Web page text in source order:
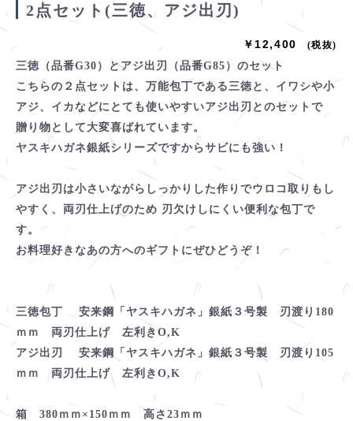
2点セット(三徳、アジ出刃)
￥12,400 (税抜)
三徳（品番G30）とアジ出刃（品番G85）のセット
こちらの２点セットは、万能包丁である三徳と、イワシや小
アジ、イカなどにとても使いやすいアジ出刃とのセットで
贈り物として大変喜ばれています。
ヤスキハガネ銀紙シリーズですからサビにも強い！
アジ出刃は小さいながらしっかりした作りでウロコ取りもし
やすく、両刃仕上げのため 刃欠けしにくい便利な包丁で
す。
お料理好きなあの方へのギフトにぜひどうぞ！
三徳包丁 安来鋼「ヤスキハガネ」銀紙３号製 刃渡り180
ｍｍ 両刃仕上げ 左利きO,K
アジ出刃 安来鋼「ヤスキハガネ」銀紙３号製 刃渡り105
ｍｍ 両刃仕上げ 左利きO,K
箱 380ｍｍ×150ｍｍ 高さ23ｍｍ